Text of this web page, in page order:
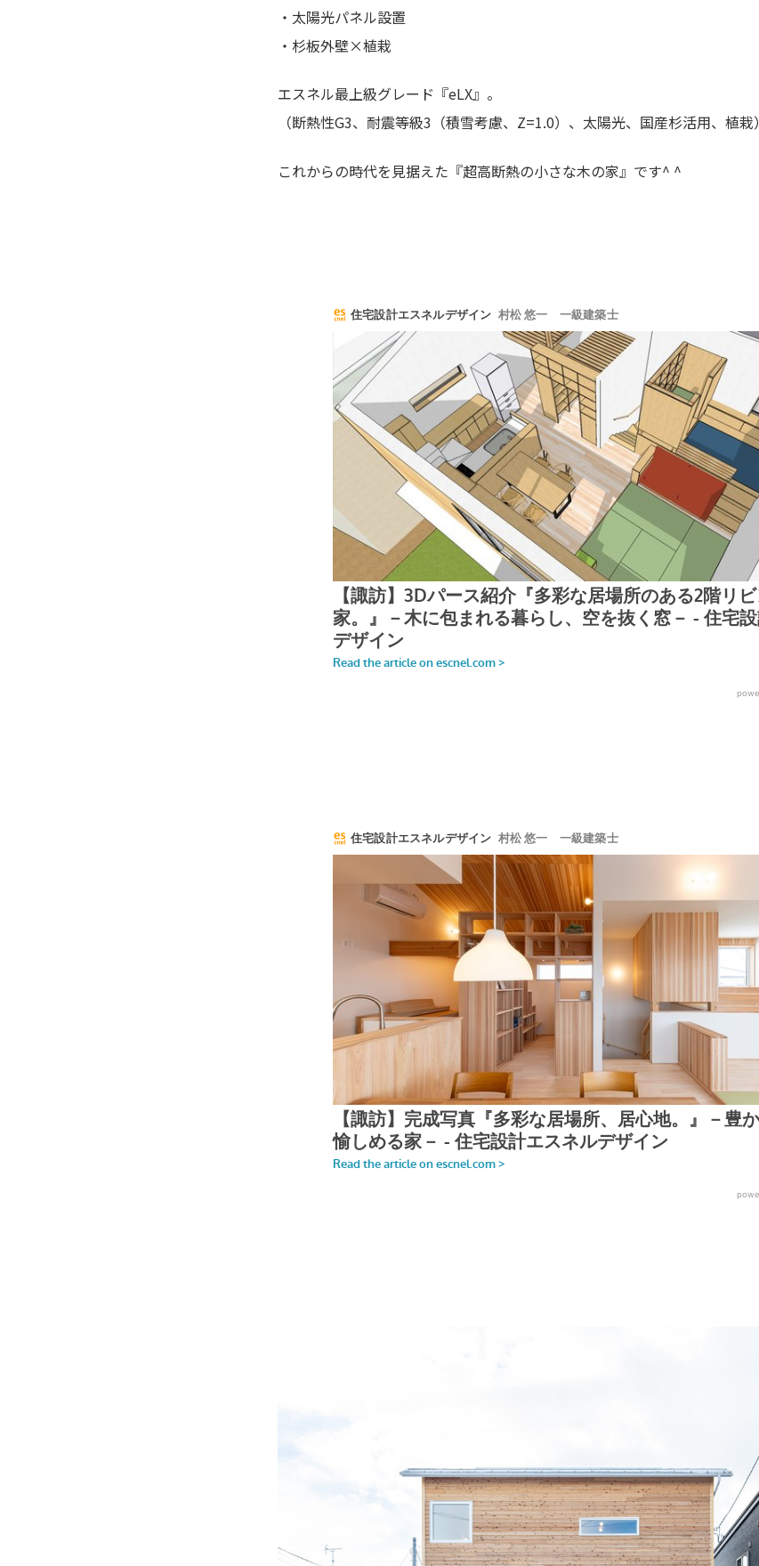
・太陽光パネル設置
・杉板外壁×植栽
エスネル最上級グレード『eLX』。
（断熱性G3、耐震等級3（積雪考慮、Z=1.0）、太陽光、国産杉活用、植栽）
これからの時代を見据えた『超高断熱の小さな木の家』です^ ^